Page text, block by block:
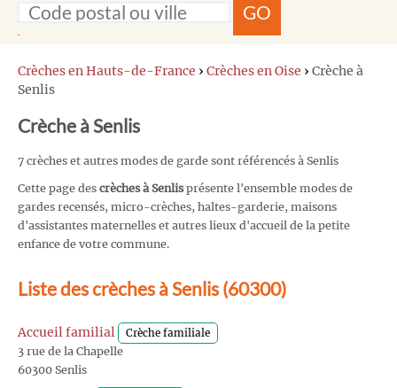
GO
Crèches en Hauts-de-France › Crèches en Oise › Crèche à
Senlis
Crèche à Senlis
7 crèches et autres modes de garde sont référencés à Senlis
Cette page des crèches à Senlisprésente l'ensemble modes de
gardes recensés, micro-crèches, haltes-garderie, maisons
d'assistantes maternelles et autres lieux d'accueil de la petite
enfance de votre commune.
Liste des crèches à Senlis (60300)
Accueil familial Crèche familiale
3 rue de la Chapelle
60300 Senlis